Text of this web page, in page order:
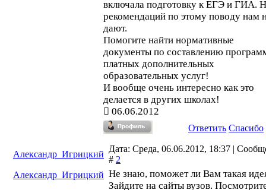
включала подготовку к ЕГЭ и ГИА.
рекомендаций по этому поводу нам
дают.
Помогите найти нормативные
документы по составлению
платных дополнительных
образовательных услуг!
И вообще очень интересно как это
делается в других школах!
06.06.2012
Ответить Спасибо
Александр_Игрицкий
Дата: Среда, 06.06.2012, 18:37 |
# 2
Александр_Игрицкий Не знаю, поможет ли Вам такая
Зайдите на сайты вузов.